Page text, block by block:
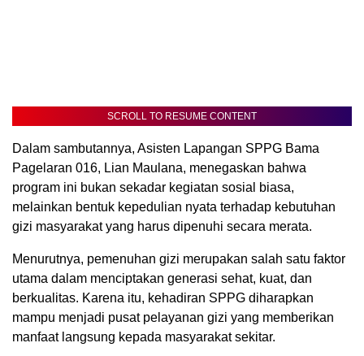
SCROLL TO RESUME CONTENT
Dalam sambutannya, Asisten Lapangan SPPG Bama
Pagelaran 016, Lian Maulana, menegaskan bahwa
program ini bukan sekadar kegiatan sosial biasa,
melainkan bentuk kepedulian nyata terhadap kebutuhan
gizi masyarakat yang harus dipenuhi secara merata.
Menurutnya, pemenuhan gizi merupakan salah satu faktor
utama dalam menciptakan generasi sehat, kuat, dan
berkualitas. Karena itu, kehadiran SPPG diharapkan
mampu menjadi pusat pelayanan gizi yang memberikan
manfaat langsung kepada masyarakat sekitar.